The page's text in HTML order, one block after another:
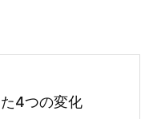
4つの変化